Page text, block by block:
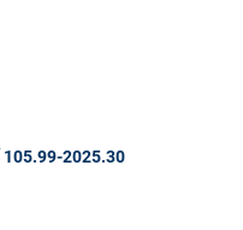
105.99-2025.30